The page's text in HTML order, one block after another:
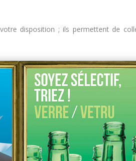
disposition ; ils permettent de